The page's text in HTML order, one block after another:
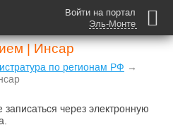
Войти на портал
Эль-Монте
| Инсар
по регионам РФ →
через электронную